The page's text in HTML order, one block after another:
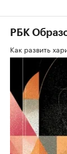
РБК
Как развить